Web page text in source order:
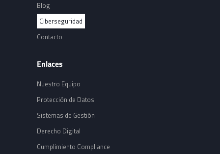
Blog
Ciberseguridad
Contacto
Enlaces
Nuestro Equipo
Protección de Datos
Sistemas de Gestión
Derecho Digital
Cumplimiento Compliance